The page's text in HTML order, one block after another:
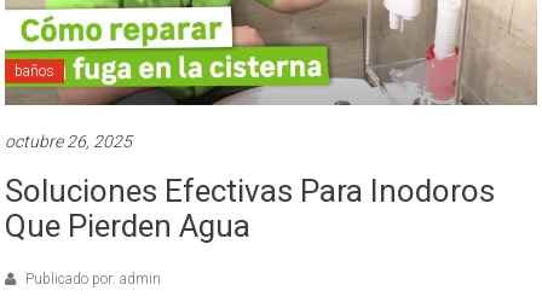
baños
octubre 26, 2025
Soluciones Efectivas Para Inodoros
Que Pierden Agua
Publicado por: admin